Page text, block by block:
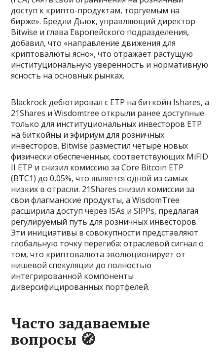
доступ к крипто-продуктам, торгуемым на
бирже». Бредли Дьюк, управляющий директор
Bitwise и глава Европейского подразделения,
добавил, что «направление движения для
криптовалюты ясно», что отражает растущую
институциональную уверенность и нормативную
ясность на основных рынках.
Blackrock дебютировал с ETP на биткойн Ishares, а
21Shares и Wisdomtree открыли ранее доступные
только для институциональных инвесторов ETP
на биткойны и эфириум для розничных
инвесторов. Bitwise разместил четыре новых
физически обеспеченных, соответствующих MiFID
II ETP и снизил комиссию за Core Bitcoin ETP
(BTC1) до 0,05%, что является одной из самых
низких в отрасли. 21Shares снизил комиссии за
свои флагманские продукты, а WisdomTree
расширила доступ через ISAs и SIPPs, предлагая
регулируемый путь для розничных инвесторов.
Эти инициативы в совокупности представляют
глобальную точку перегиба: отраслевой сигнал о
том, что криптовалюта эволюционирует от
нишевой спекуляции до полностью
интегрированной компоненты
диверсифицированных портфелей.
Часто задаваемые
вопросы 🧭